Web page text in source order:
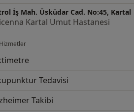
İş Mah. Üsküdar Cad. No:45, Kartal
Kartal Umut Hastanesi
Tedavisi
Takibi